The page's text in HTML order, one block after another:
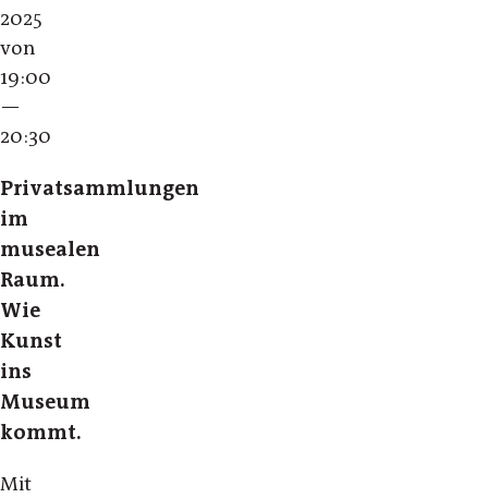
2025
von
19:00
—
20:30
Privatsammlungen
im
musealen
Raum.
Wie
Kunst
ins
Museum
kommt.
Mit